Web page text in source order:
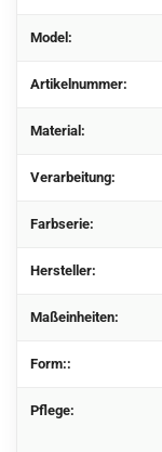
Model:
Artikelnummer:
Material:
Verarbeitung:
Farbserie:
Hersteller:
Maßeinheiten:
Form::
Pflege: